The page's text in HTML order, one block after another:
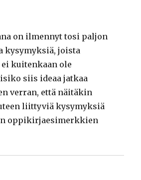
on ilmennyt tosi paljon
joista
kuitenkaan ole
siis ideaa jatkaa
verran, että näitäkin
liittyviä kysymyksiä
oppikirjaesimerkkien